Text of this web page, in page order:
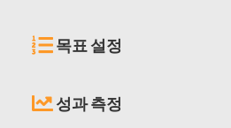
목표 설정
성과 측정